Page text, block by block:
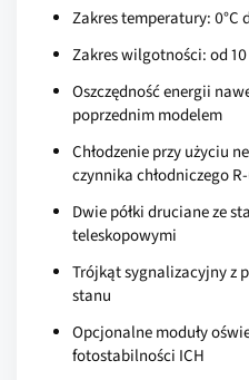
Zakres temperatury: 0°C
Zakres wilgotności: od
Oszczędność energii
poprzednim modelem
Chłodzenie przy użyciu
czynnika chłodniczego
Dwie półki druciane ze
teleskopowymi
Trójkąt sygnalizacyjny z
stanu
Opcjonalne moduły
fotostabilności ICH